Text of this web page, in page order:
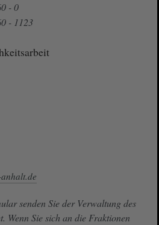
- 0
- 1123
senden Sie der Verwaltung des
Wenn Sie sich an die Fraktionen